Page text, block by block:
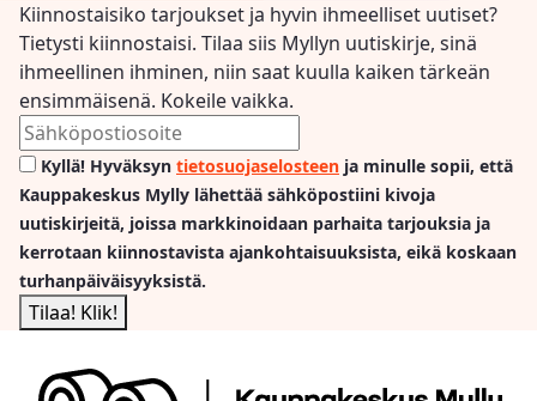
Kiinnostaisiko tarjoukset ja hyvin ihmeelliset uutiset?
Tietysti kiinnostaisi. Tilaa siis Myllyn uutiskirje, sinä
ihmeellinen ihminen, niin saat kuulla kaiken tärkeän
ensimmäisenä. Kokeile vaikka.
Kyllä! Hyväksyn tietosuojaselosteen ja minulle sopii, että
Kauppakeskus Mylly lähettää sähköpostiini kivoja
uutiskirjeitä, joissa markkinoidaan parhaita tarjouksia ja
kerrotaan kiinnostavista ajankohtaisuuksista, eikä koskaan
turhanpäiväisyyksistä.